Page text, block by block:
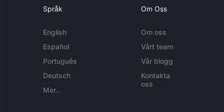
Språk
English
Español
Português
Deutsch
Mer...
Om Oss
Om oss
Vårt team
Vår blogg
Kontakta
oss